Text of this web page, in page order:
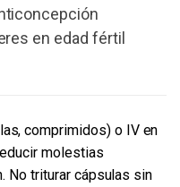
en edad fértil
comprimidos) o IV en
molestias
No triturar cápsulas sin